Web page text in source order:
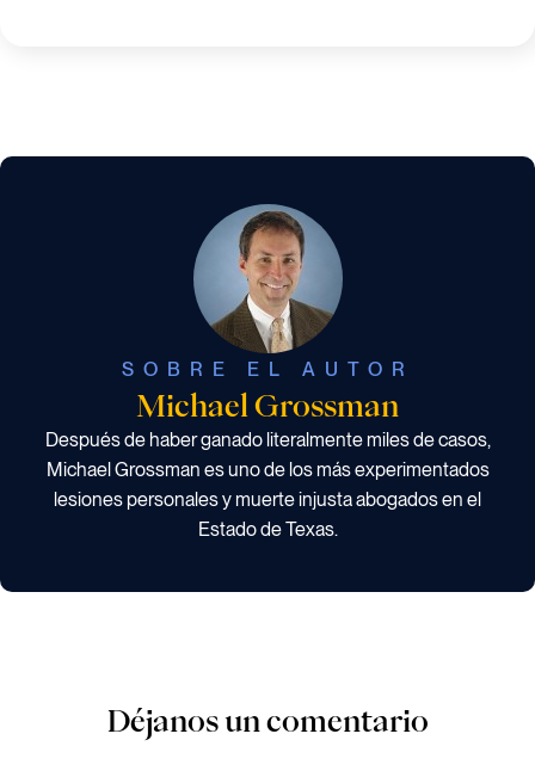
SOBRE EL AUTOR
Michael Grossman
Después de haber ganado literalmente miles de casos,
Michael Grossman es uno de los más experimentados
lesiones personales y muerte injusta abogados en el
Estado de Texas.
Déjanos un comentario